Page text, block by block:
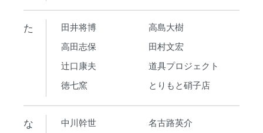
た 田井将博
高島大樹
高田志保
田村文宏
辻口康夫
道具プロジェクト
徳七窯
とりもと硝子店
な 中川幹世
名古路英介